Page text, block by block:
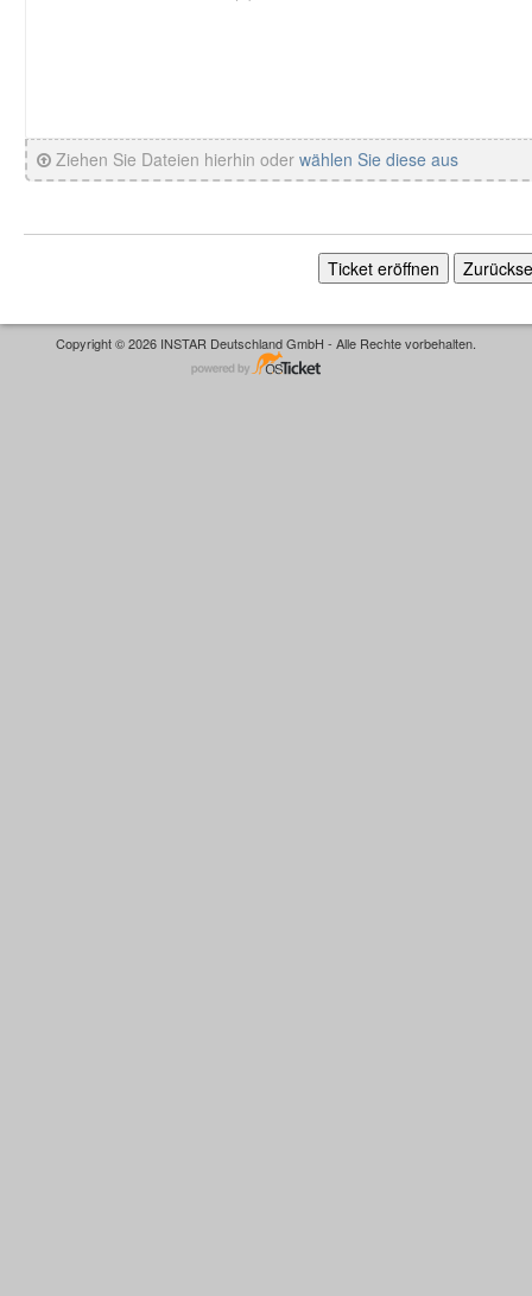
Ziehen Sie Dateien hierhin oder wählen Sie diese aus
Copyright © 2026 INSTAR Deutschland GmbH - Alle Rechte vorbehalten.